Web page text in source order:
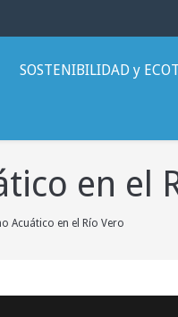
SOSTENIBILIDAD y
en el
Acuático en el Río Vero